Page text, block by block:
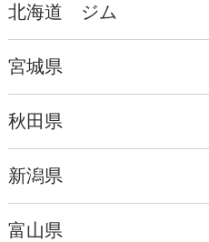
北海道 ジム
宮城県
秋田県
新潟県
富山県